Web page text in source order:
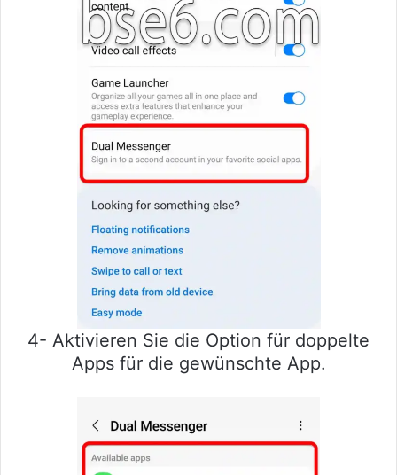
4- Aktivieren Sie die Option für doppelte
Apps für die gewünschte App.